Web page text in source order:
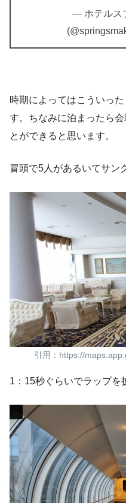
— ホテルス
時期によってはこういっ
す。ちなみに泊まったら
とができると思います。
冒頭で5人があるいてサン
引用：https://
1：15秒ぐらいでラップを